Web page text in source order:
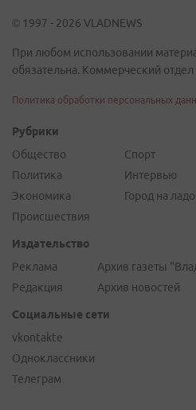
© 1997 - 2026 VLADNEWS
При любом использовании
обязательна. Коммерческий
Политика обработки персональных
Рубрики
Общество
Политика
Экономика
Происшествия
Спорт
Интервью
Город на
Издательство
Реклама
Редакция
Архив газеты
Архив новостей
Социальные сети
vkontakte
Одноклассники
Телеграм